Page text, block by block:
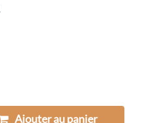
Ajouter au panier